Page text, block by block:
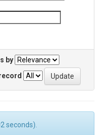
by
seconds).